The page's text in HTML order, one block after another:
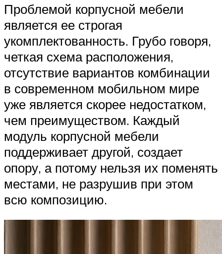
Меню
Проблемой корпусной мебели
является ее строгая
укомплектованность. Грубо говоря,
четкая схема расположения,
отсутствие вариантов комбинации
в современном мобильном мире
уже является скорее недостатком,
чем преимуществом. Каждый
модуль корпусной мебели
поддерживает другой, создает
опору, а потому нельзя их поменять
местами, не разрушив при этом
всю композицию.